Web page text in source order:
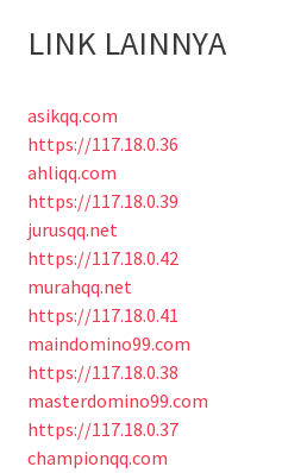
LINK LAINNYA
asikqq.com
https://117.18.0.36
ahliqq.com
https://117.18.0.39
jurusqq.net
https://117.18.0.42
murahqq.net
https://117.18.0.41
maindomino99.com
https://117.18.0.38
masterdomino99.com
https://117.18.0.37
championqq.com